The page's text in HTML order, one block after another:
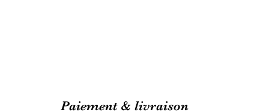
Paiement & livraison